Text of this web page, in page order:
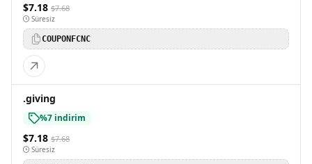
$7.18 $7.68
Süresiz
COUPONFCNC
.giving
%7 indirim
$7.18 $7.68
Süresiz